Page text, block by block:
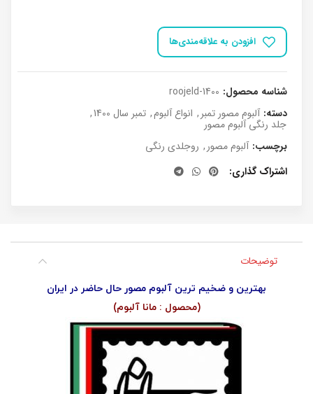
افزودن به علاقه‌مندی‌ها
شناسه محصول: roojeld-1400
دسته: آلبوم مصور تمبر , انواع آلبوم, تمبر سال 1400 ,
جلد رنگی آلبوم مصور
برچسب: آلبوم مصور, روجلدی رنگی
اشتراک گذاری
توضیحات
بهترین و ضخیم ترین آلبوم مصور حال حاضر در ایران
(محصول : مانا آلبوم)